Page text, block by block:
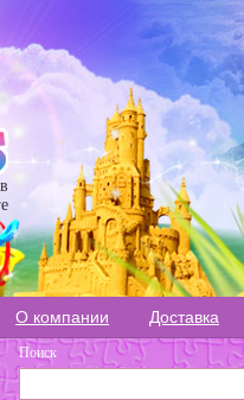
О компании Доставка
Поиск